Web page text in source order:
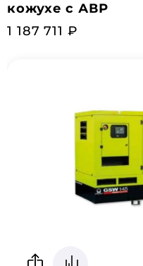
кожухе с АВР
1 187 711 ₽